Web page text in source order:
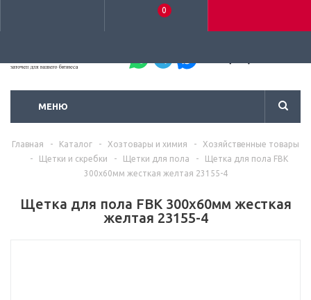
0
МЕНЮ
Главная - Каталог - Хозтовары и химия -
Хозяйственные товары
-
Щетки и скребки - Щетки для пола -
Щетка для пола FBK
300х60мм жесткая желтая 23155-4
Щетка для пола FBK 300х60мм жесткая
желтая 23155-4